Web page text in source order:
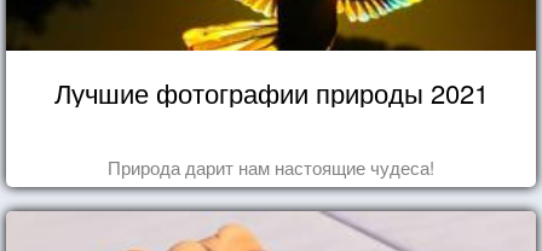
Лучшие фотографии природы 2021
Природа дарит нам настоящие чудеса!